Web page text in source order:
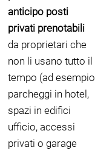
anticipo posti
privati prenotabili
da proprietari che
non li usano tutto il
tempo (ad esempio
parcheggi in hotel,
spazi in edifici
ufficio, accessi
privati o garage